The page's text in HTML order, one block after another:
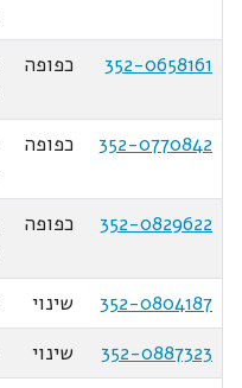
352-0658161
כפופה
352-0770842
כפופה
352-0829622
כפופה
352-0804187
שינוי
352-0887323
שינוי